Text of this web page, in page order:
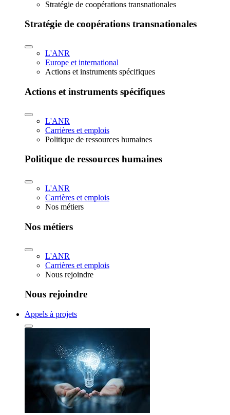
Stratégie de coopérations transnationales
Stratégie de coopérations transnationales
L'ANR
Europe et international
Actions et instruments spécifiques
Actions et instruments spécifiques
L'ANR
Carrières et emplois
Politique de ressources humaines
Politique de ressources humaines
L'ANR
Carrières et emplois
Nos métiers
Nos métiers
L'ANR
Carrières et emplois
Nous rejoindre
Nous rejoindre
Appels à projets